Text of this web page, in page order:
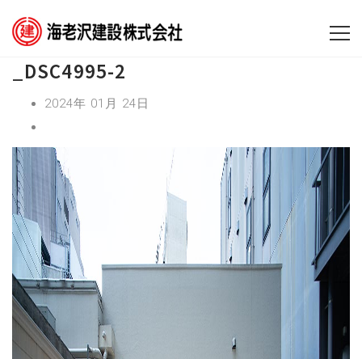
_DSC4995-2
2024年 01月 24日